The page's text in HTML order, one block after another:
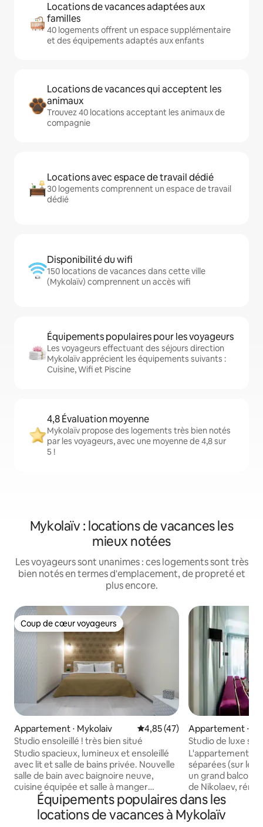
Locations de vacances adaptées aux
familles
40 logements offrent un espace supplémentaire
et des équipements adaptés aux enfants
Locations de vacances qui acceptent les
animaux
Trouvez 40 locations acceptant les animaux de
compagnie
Locations avec espace de travail dédié
30 logements comprennent un espace de travail
dédié
Disponibilité du wifi
150 locations de vacances dans cette ville
(Mykolaïv) comprennent un accès wifi
Équipements populaires pour les voyageurs
Les voyageurs effectuant des séjours direction
Mykolaïv apprécient les équipements suivants :
Cuisine, Wifi et Piscine
4,8 Évaluation moyenne
Mykolaïv propose des logements très bien notés
par les voyageurs, avec une moyenne de 4,8 sur
5 !
Mykolaïv : locations de vacances les
mieux notées
Les voyageurs sont unanimes : ces logements sont très
bien notés en termes d'emplacement, de propreté et
plus encore.
Coup de cœur voyageurs
Coup de cœur voyageurs
Appartement ⋅ Mykolaiv Évaluation moyenne sur la
4,85 (47)
Studio ensoleillé ! très bien situé
Studio spacieux, lumineux et ensoleillé
avec lit et salle de bains privée. Nouvelle
salle de bain avec baignoire neuve,
cuisine équipée et salle à manger
confortable. Si vous aimez la vie
nocturne, l'emplacement central, la
nourriture incroyable, le lieu de repos
Appartement ⋅
Studio de luxe
chambres
L'appartement
séparées (sur les
un grand
de Nikolaev,
2020,est situé
face de la place
Internet (WI-FI),
Équipements populaires dans les
locations de vacances à Mykolaïv